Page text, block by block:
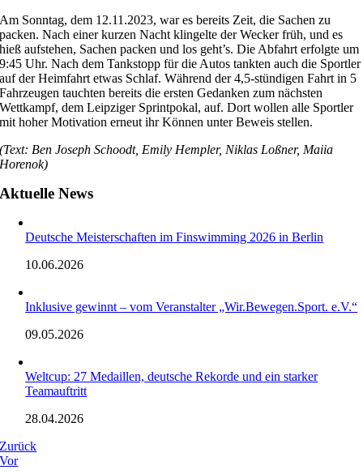
Am Sonntag, dem 12.11.2023, war es bereits Zeit, die Sachen zu
packen. Nach einer kurzen Nacht klingelte der Wecker früh, und es
hieß aufstehen, Sachen packen und los geht’s. Die Abfahrt erfolgte um
9:45 Uhr. Nach dem Tankstopp für die Autos tankten auch die Sportler
auf der Heimfahrt etwas Schlaf. Während der 4,5-stündigen Fahrt in 5
Fahrzeugen tauchten bereits die ersten Gedanken zum nächsten
Wettkampf, dem Leipziger Sprintpokal, auf. Dort wollen alle Sportler
mit hoher Motivation erneut ihr Können unter Beweis stellen.
(Text: Ben Joseph Schoodt, Emily Hempler, Niklas Loßner, Maiia
Horenok)
Aktuelle News
Deutsche Meisterschaften im Finswimming 2026 in Berlin
10.06.2026
Inklusive gewinnt – vom Veranstalter „Wir.Bewegen.Sport. e.V.“
09.05.2026
Weltcup: 27 Medaillen, deutsche Rekorde und ein starker
Teamauftritt
28.04.2026
Zurück
Vor